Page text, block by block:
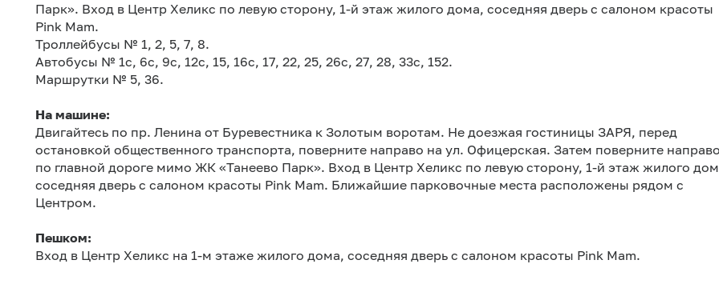
Парк». Вход в Центр Хеликс по левую сторону, 1-й этаж жилого дома, соседняя дверь с салоном красоты
Pink Mam.
Троллейбусы № 1, 2, 5, 7, 8.
Автобусы № 1с, 6с, 9с, 12с, 15, 16с, 17, 22, 25, 26с, 27, 28, 33с, 152.
Маршрутки № 5, 36.
На машине:
Двигайтесь по пр. Ленина от Буревестника к Золотым воротам. Не доезжая гостиницы ЗАРЯ, перед
остановкой общественного транспорта, поверните направо на ул. Офицерская. Затем поверните
по главной дороге мимо ЖК «Танеево Парк». Вход в Центр Хеликс по левую сторону, 1-й этаж жилого
соседняя дверь с салоном красоты Pink Mam. Ближайшие парковочные места расположены рядом с
Центром.
Пешком:
Вход в Центр Хеликс на 1-м этаже жилого дома, соседняя дверь с салоном красоты Pink Mam.